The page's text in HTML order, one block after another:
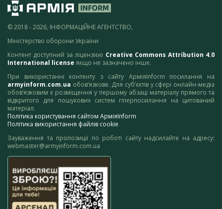
© 2018 - 2026, ІНФОРМАЦІЙНЕ АГЕНТСТВО,
Міністерство оборони України
Контент доступний за ліцензією Creative Commons Attribution 4.0
International license якщо не зазначено інше.
При використанні контенту з сайту АрміяInform посилання на
armyinform.com.ua обов’язкове. Для суб’єктів у сфері онлайн-медіа
обов’язковим є розміщення у першому абзаці матеріалу прямого та
відкритого для пошукових систем гіперпосилання на цитований
матеріал.
Політика користування сайтом АрміяInform
Політика використання файлів cookie
Зауваження та пропозиції по роботі сайту надсилайте на адресу:
webmaster@armyinform.com.ua